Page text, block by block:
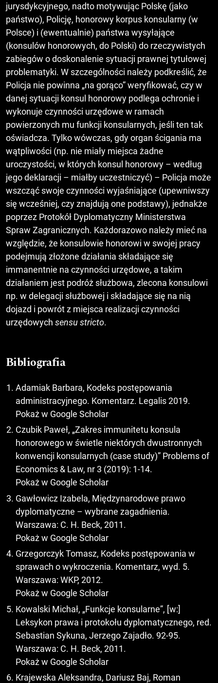
jurysdykcyjnego, nadto motywując Polskę (jako
państwo), Policję, honorowy korpus konsularny (w
Polsce) i (ewentualnie) państwa wysyłające
(konsulów honorowych, do Polski) do rzeczywistych
zabiegów o doskonalenie sytuacji prawnej tytułowej
problematyki. W szczególności należy podkreślić, że
Policja nie powinna „na gorąco” weryfikować, czy w
danej sytuacji konsul honorowy podlega ochronie i
wykonuje czynności urzędowe w ramach
powierzonych mu funkcji konsularnych, jeśli ten tak
oświadcza. Tylko wówczas, gdy organ ścigania ma
wątpliwości (np. nie miały miejsca żadne
uroczystości, w których konsul honorowy – według
jego deklaracji – miałby uczestniczyć) – Policja może
wszcząć swoje czynności wyjaśniające (upewniwszy
się wcześniej, czy znajdują one podstawy), jednakże
poprzez Protokół Dyplomatyczny Ministerstwa
Spraw Zagranicznych. Każdorazowo należy mieć na
względzie, że konsulowie honorowi w swojej pracy
podejmują złożone działania składające się
immanentnie na czynności urzędowe, a takim
działaniem jest podróż służbowa, zlecona konsulowi
np. w delegacji służbowej i składające się na nią
dojazd i powrót z miejsca realizacji czynności
urzędowych sensu stricto.
Bibliografia
Adamiak Barbara, Kodeks postępowania
administracyjnego. Komentarz. Legalis 2019.
Pokaż w Google Scholar
Czubik Paweł, „Zakres immunitetu konsula
honorowego w świetle niektórych dwustronnych
konwencji konsularnych (case study)” Problems of
Economics & Law, nr 3 (2019): 1-14.
Pokaż w Google Scholar
Gawłowicz Izabela, Międzynarodowe prawo
dyplomatyczne – wybrane zagadnienia.
Warszawa: C. H. Beck, 2011.
Pokaż w Google Scholar
Grzegorczyk Tomasz, Kodeks postępowania w
sprawach o wykroczenia. Komentarz, wyd. 5.
Warszawa: WKP, 2012.
Pokaż w Google Scholar
Kowalski Michał, „Funkcje konsularne”, [w:]
Leksykon prawa i protokołu dyplomatycznego, red.
Sebastian Sykuna, Jerzego Zajadło. 92-95.
Warszawa: C. H. Beck, 2011.
Pokaż w Google Scholar
Krajewska Aleksandra, Dariusz Baj, Roman